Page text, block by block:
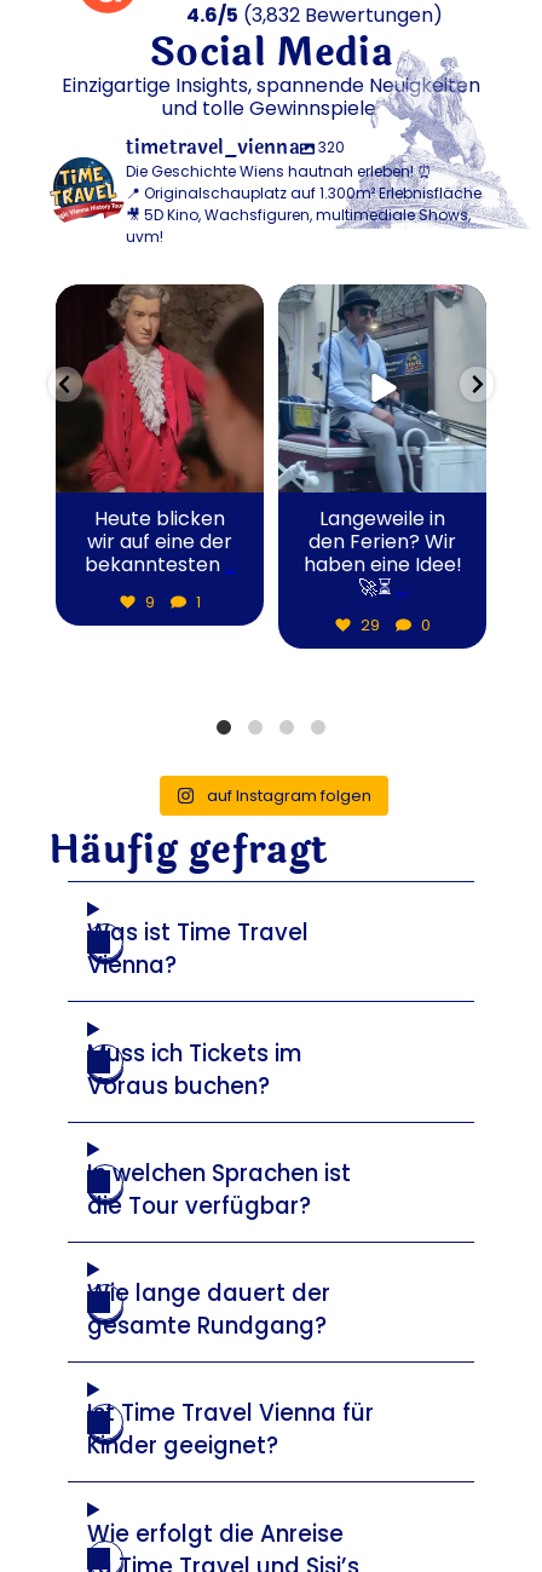
4.6/5 (3,832 Bewertungen)
Social Media
Einzigartige Insights, spannende Neuigkeiten
und tolle Gewinnspiele
timetravel_vienna
320
Die Geschichte Wiens hautnah erleben! ⏰
📍 Originalschauplatz auf 1.300m² Erlebnisfläche
🎥 5D Kino, Wachsfiguren, multimediale Shows,
uvm!
Heute blicken
wir auf eine der
bekanntesten ...
9 1
Langeweile in
den Ferien? Wir
haben eine Idee!
🚀⏳ ...
29 0
auf Instagram folgen
Häufig gefragt
Was ist Time Travel
Vienna?
Muss ich Tickets im
Voraus buchen?
In welchen Sprachen ist
die Tour verfügbar?
Wie lange dauert der
gesamte Rundgang?
Ist Time Travel Vienna für
Kinder geeignet?
Wie erfolgt die Anreise